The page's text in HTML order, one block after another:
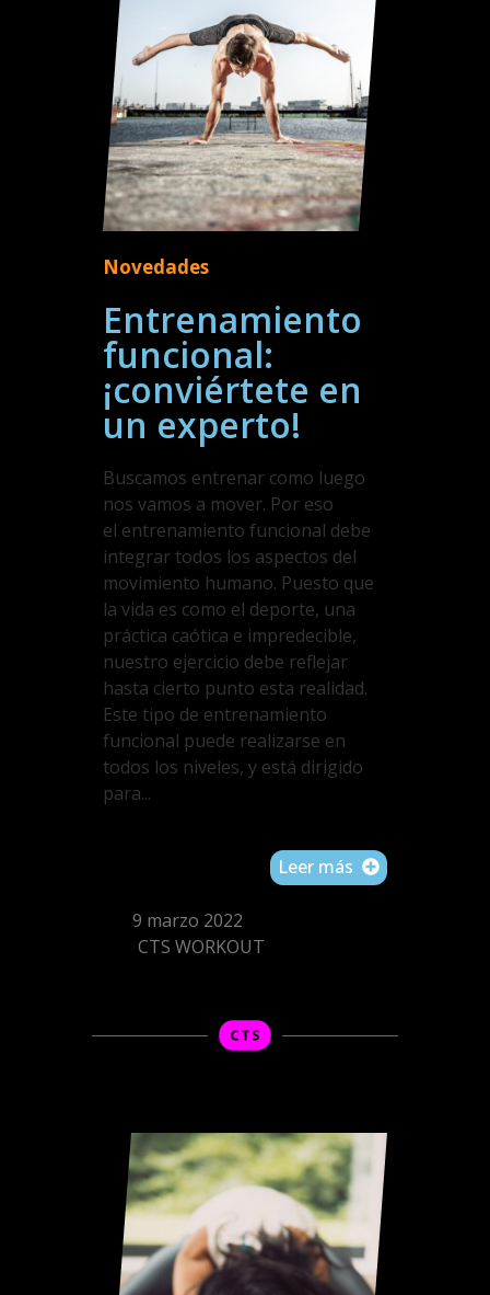
Novedades
Entrenamiento
funcional:
¡conviértete en
un experto!
Buscamos entrenar como luego
nos vamos a mover. Por eso
el entrenamiento funcional debe
integrar todos los aspectos del
movimiento humano. Puesto que
la vida es como el deporte, una
práctica caótica e impredecible,
nuestro ejercicio debe reflejar
hasta cierto punto esta realidad.
Este tipo de entrenamiento
funcional puede realizarse en
todos los niveles, y está dirigido
para...
Leer más
9 marzo 2022
CTS WORKOUT